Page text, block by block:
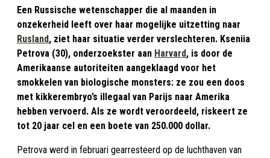
Een Russische wetenschapper die al maanden in
onzekerheid leeft over haar mogelijke uitzetting naar
Rusland, ziet haar situatie verder verslechteren. Kseniia
Petrova (30), onderzoekster aan Harvard, is door de
Amerikaanse autoriteiten aangeklaagd voor het
smokkelen van biologische monsters: ze zou een doos
met kikkerembryo’s illegaal van Parijs naar Amerika
hebben vervoerd. Als ze wordt veroordeeld, riskeert ze
tot 20 jaar cel en een boete van 250.000 dollar.
Petrova werd in februari gearresteerd op de luchthaven van